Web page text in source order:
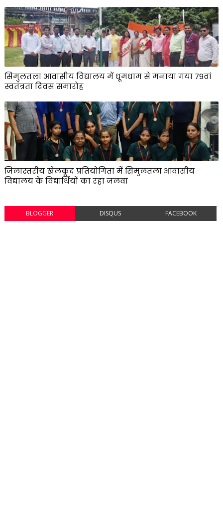
सिमुलतला आवासीय विद्यालय में धूमधाम से मनाया गया 79वां
स्वतंत्रता दिवस समारोह
जिलास्तरीय खेलकूद प्रतियोगिता में सिमुलतला आवासीय
विद्यालय के विद्यार्थियों का रहा जलवा
BLOGGER DISQUS FACEBOOK